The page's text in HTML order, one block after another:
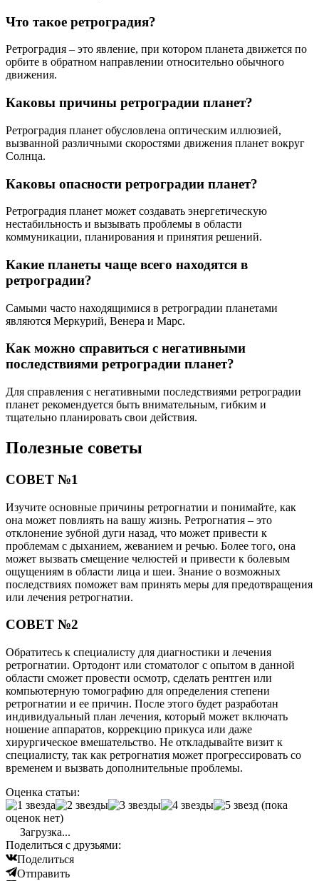
Что такое ретроградия?
Ретроградия – это явление, при котором планета движется по
орбите в обратном направлении относительно обычного
движения.
Каковы причины ретроградии планет?
Ретроградия планет обусловлена оптическим иллюзией,
вызванной различными скоростями движения планет вокруг
Солнца.
Каковы опасности ретроградии планет?
Ретроградия планет может создавать энергетическую
нестабильность и вызывать проблемы в области
коммуникации, планирования и принятия решений.
Какие планеты чаще всего находятся в
ретроградии?
Самыми часто находящимися в ретроградии планетами
являются Меркурий, Венера и Марс.
Как можно справиться с негативными
последствиями ретроградии планет?
Для справления с негативными последствиями ретроградии
планет рекомендуется быть внимательным, гибким и
тщательно планировать свои действия.
Полезные советы
СОВЕТ №1
Изучите основные причины ретрогнатии и понимайте, как
она может повлиять на вашу жизнь. Ретрогнатия – это
отклонение зубной дуги назад, что может привести к
проблемам с дыханием, жеванием и речью. Более того, она
может вызвать смещение челюстей и привести к болевым
ощущениям в области лица и шеи. Знание о возможных
последствиях поможет вам принять меры для предотвращения
или лечения ретрогнатии.
СОВЕТ №2
Обратитесь к специалисту для диагностики и лечения
ретрогнатии. Ортодонт или стоматолог с опытом в данной
области сможет провести осмотр, сделать рентген или
компьютерную томографию для определения степени
ретрогнатии и ее причин. После этого будет разработан
индивидуальный план лечения, который может включать
ношение аппаратов, коррекцию прикуса или даже
хирургическое вмешательство. Не откладывайте визит к
специалисту, так как ретрогнатия может прогрессировать со
временем и вызвать дополнительные проблемы.
Оценка статьи:
(пока
оценок нет)
Загрузка...
Поделиться с друзьями:
Поделиться
Отправить